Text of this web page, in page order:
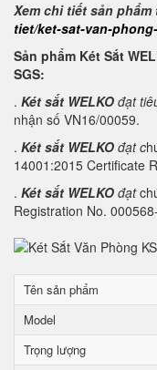
Xem chi tiết sản phẩm
tiet/ket-sat-van-
Sản phẩm Két Sắt
SGS:
. Két sắt WELKO đạt
nhận số VN16/00059.
. Két sắt WELKO đạt c
14001:2015 Certificate
. Két sắt WELKO đạt
Registration No.
Tên sản phẩm
Model
Trọng lượng